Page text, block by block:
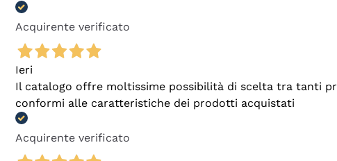
Acquirente verificato
Ieri
Il catalogo offre moltissime possibilità di scelta tra tanti
conformi alle caratteristiche dei prodotti acquistati
Acquirente verificato